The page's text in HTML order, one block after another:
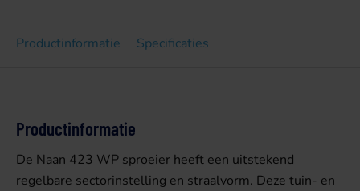
Productinformatie Specificaties
Productinformatie
De Naan 423 WP sproeier heeft een uitstekend
regelbare sectorinstelling en straalvorm. Deze tuin- en